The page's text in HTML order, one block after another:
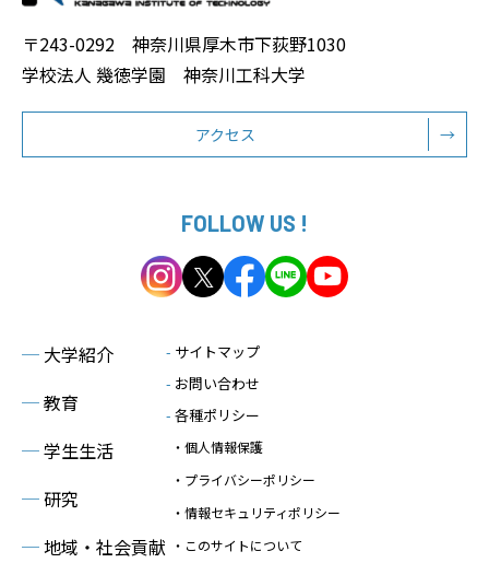
〒243-0292 神奈川県厚木市下荻野1030
学校法人 幾徳学園 神奈川工科大学
アクセス →
FOLLOW US !
─ 大学紹介
─教育
─学生生活
─研究
─地域・社会貢献
- サイトマップ
- お問い合わせ
- 各種ポリシー
・個人情報保護
・プライバシーポリシー
・情報セキュリティポリシー
・このサイトについて